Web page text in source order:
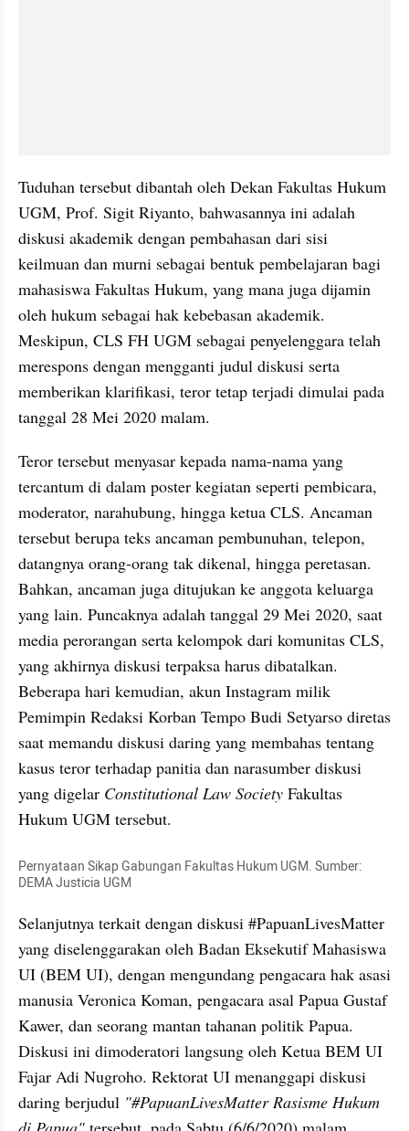
Tuduhan tersebut dibantah oleh Dekan Fakultas Hukum
UGM, Prof. Sigit Riyanto, bahwasannya ini adalah
diskusi akademik dengan pembahasan dari sisi
keilmuan dan murni sebagai bentuk pembelajaran bagi
mahasiswa Fakultas Hukum, yang mana juga dijamin
oleh hukum sebagai hak kebebasan akademik.
Meskipun, CLS FH UGM sebagai penyelenggara telah
merespons dengan mengganti judul diskusi serta
memberikan klarifikasi, teror tetap terjadi dimulai pada
tanggal 28 Mei 2020 malam.
Teror tersebut menyasar kepada nama-nama yang
tercantum di dalam poster kegiatan seperti pembicara,
moderator, narahubung, hingga ketua CLS. Ancaman
tersebut berupa teks ancaman pembunuhan, telepon,
datangnya orang-orang tak dikenal, hingga peretasan.
Bahkan, ancaman juga ditujukan ke anggota keluarga
yang lain. Puncaknya adalah tanggal 29 Mei 2020, saat
media perorangan serta kelompok dari komunitas CLS,
yang akhirnya diskusi terpaksa harus dibatalkan.
Beberapa hari kemudian, akun Instagram milik
Pemimpin Redaksi Korban Tempo Budi Setyarso diretas
saat memandu diskusi daring yang membahas tentang
kasus teror terhadap panitia dan narasumber diskusi
yang digelar Constitutional Law Society Fakultas
Hukum UGM tersebut.
Pernyataan Sikap Gabungan Fakultas Hukum UGM. Sumber:
DEMA Justicia UGM
Selanjutnya terkait dengan diskusi #PapuanLivesMatter
yang diselenggarakan oleh Badan Eksekutif Mahasiswa
UI (BEM UI), dengan mengundang pengacara hak asasi
manusia Veronica Koman, pengacara asal Papua Gustaf
Kawer, dan seorang mantan tahanan politik Papua.
Diskusi ini dimoderatori langsung oleh Ketua BEM UI
Fajar Adi Nugroho. Rektorat UI menanggapi diskusi
daring berjudul "#PapuanLivesMatter Rasisme Hukum